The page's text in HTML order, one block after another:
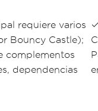
requiere varios
Bouncy Castle);
complementos
dependencias